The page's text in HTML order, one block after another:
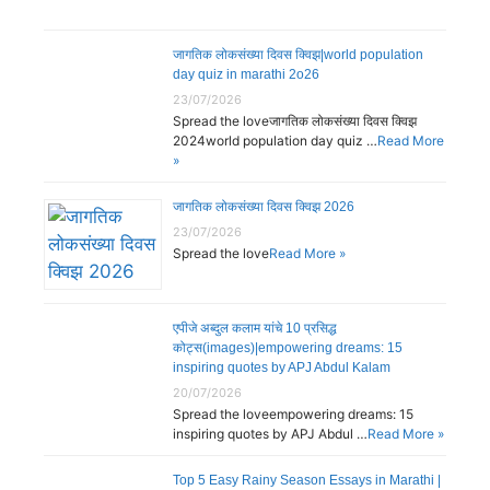
जागतिक लोकसंख्या दिवस क्विझ|world population
day quiz in marathi 2o26
23/07/2026
Spread the loveजागतिक लोकसंख्या दिवस क्विझ
2024world population day quiz …Read More
»
जागतिक लोकसंख्या दिवस क्विझ 2026
23/07/2026
Spread the loveRead More »
एपीजे अब्दुल कलाम यांचे 10 प्रसिद्ध
कोट्स(images)|empowering dreams: 15
inspiring quotes by APJ Abdul Kalam
20/07/2026
Spread the loveempowering dreams: 15
inspiring quotes by APJ Abdul …Read More »
Top 5 Easy Rainy Season Essays in Marathi |